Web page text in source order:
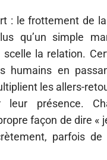
: le frottement de
qu’un simple
la relation.
humains en
les allers-
leur présence.
façon de dire «
parfois